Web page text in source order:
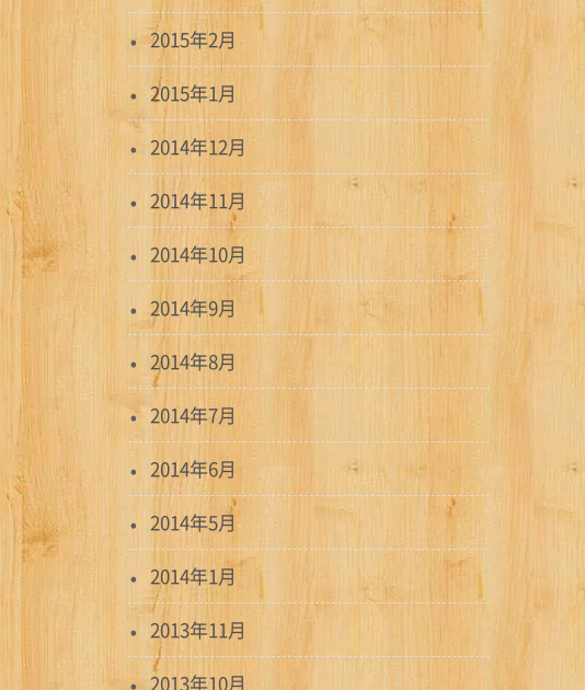
2015年2月
2015年1月
2014年12月
2014年11月
2014年10月
2014年9月
2014年8月
2014年7月
2014年6月
2014年5月
2014年1月
2013年11月
2013年10月